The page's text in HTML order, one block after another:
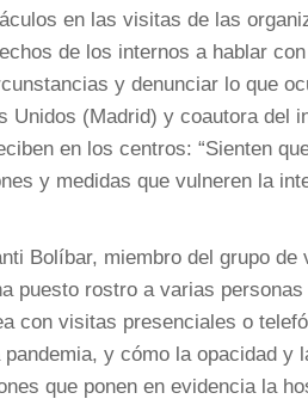
en las visitas de las
de los internos a hablar con
y denunciar lo que
Unidos (Madrid) y coautora del
en los centros: “Sienten
y medidas que vulneren la
Bolíbar, miembro del grupo de
puesto rostro a varias personas
con visitas presenciales o
y cómo la opacidad y
que ponen en evidencia la